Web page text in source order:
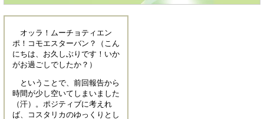
オッラ！ムーチョティエン
ポ！コモエスターバン？（こん
にちは、お久しぶりです！いか
がお過ごしでしたか？）
ということで、前回報告から
時間が少し空いてしまいました
（汗）。ポジティブに考えれ
ば、コスタリカのゆっくりとし